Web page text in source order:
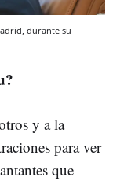
durante su
y a la
para ver
que